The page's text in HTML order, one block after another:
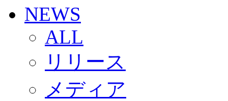
SCHEDULE
2026/27
練習見学時のファンサービスについて
TICKET
奈良クラブ明治安田J3リーグ2026/27シーズン試
奈良クラブ明治安田Ｊ3リーグ 2026/27シーズン「
観戦ルール＆マナー
2026/27ファンコミュニティ
サポートショップ
NEWS
ALL
リリース
メディア